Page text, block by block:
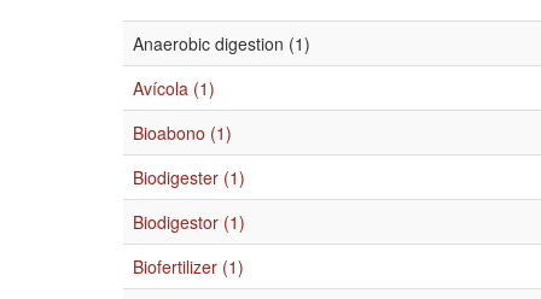
Anaerobic digestion (1)
Avícola (1)
Bioabono (1)
Biodigester (1)
Biodigestor (1)
Biofertilizer (1)